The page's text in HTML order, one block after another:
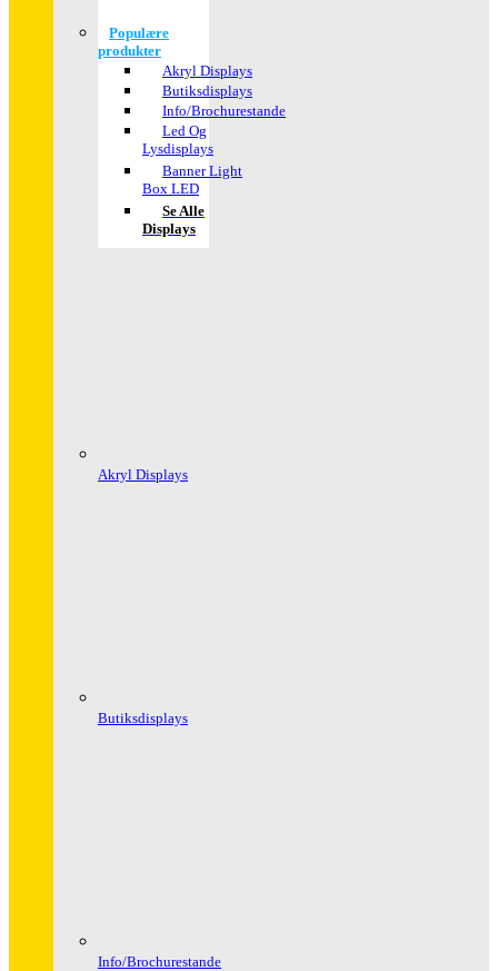
Populære
produkter
Akryl Displays
Butiksdisplays
Info/Brochurestande
Led Og
Lysdisplays
Banner Light
Box LED
Se Alle
Displays
Akryl Displays
Butiksdisplays
Info/Brochurestande